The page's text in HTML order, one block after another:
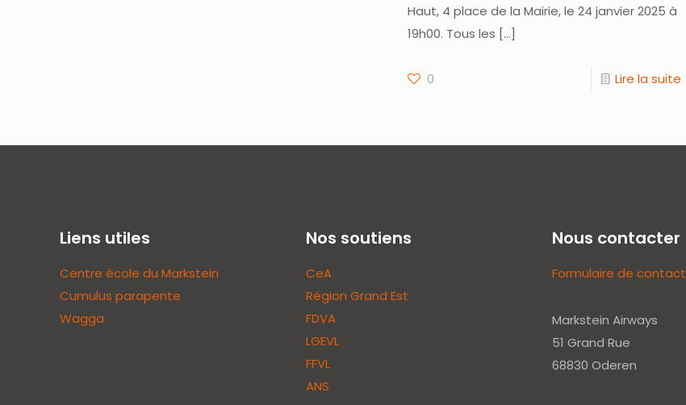
Haut, 4 place de la Mairie, le 24 janvier 2025 à
19h00. Tous les […]
0 Lire la suite
Liens utiles
Centre école du Markstein
Cumulus parapente
Wagga
Nos soutiens
CeA
Région Grand Est
FDVA
LGEVL
FFVL
ANS
Nous contacter
Formulaire de contact
Markstein Airways
51 Grand Rue
68830 Oderen